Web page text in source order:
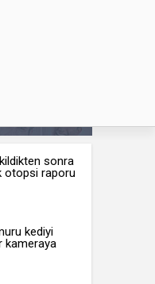
sonra
otopsi raporu
kediyi
kameraya